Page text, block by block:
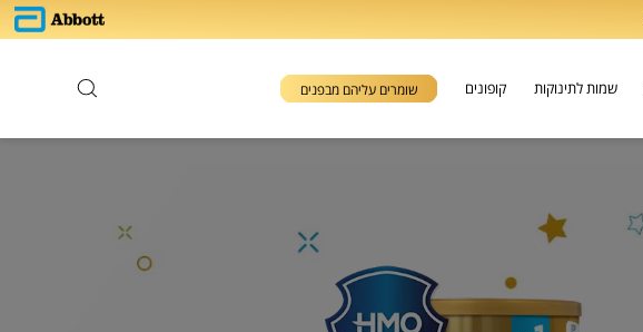
שמות לתינוקות קופונים שומרים עליהם מבפנים